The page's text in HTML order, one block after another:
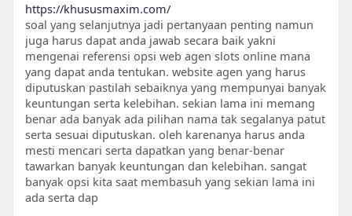
https://khususmaxim.com/
soal yang selanjutnya jadi pertanyaan penting namun
juga harus dapat anda jawab secara baik yakni
mengenai referensi opsi web agen slots online mana
yang dapat anda tentukan. website agen yang harus
diputuskan pastilah sebaiknya yang mempunyai banyak
keuntungan serta kelebihan. sekian lama ini memang
benar ada banyak ada pilihan nama tak segalanya patut
serta sesuai diputuskan. oleh karenanya harus anda
mesti mencari serta dapatkan yang benar-benar
tawarkan banyak keuntungan dan kelebihan. sangat
banyak opsi kita saat membasuh yang sekian lama ini
ada serta dap